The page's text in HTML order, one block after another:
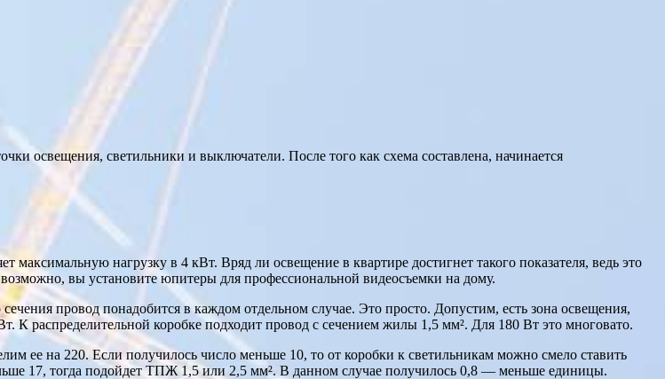
освещения, светильники и выключатели. После того как схема составлена, начинается
нагрузку в 4 кВт. Вряд ли освещение в квартире достигнет такого показателя, ведь это
вы установите юпитеры для профессиональной видеосъемки на дому.
провод понадобится в каждом отдельном случае. Это просто. Допустим, есть зона освещения,
К распределительной коробке подходит провод с сечением жилы 1,5 мм². Для 180 Вт это многовато.
ее на 220. Если получилось число меньше 10, то от коробки к светильникам можно смело ставить
17, тогда подойдет ТПЖ 1,5 или 2,5 мм². В данном случае получилось 0,8 — меньше единицы.